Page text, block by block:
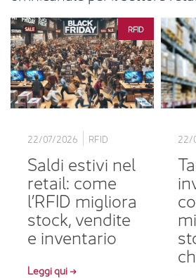
RFID
22/07/2026 RFID
Saldi estivi nel
retail: come
l’RFID migliora
stock, vendite
e inventario
Leggi qui →
22/